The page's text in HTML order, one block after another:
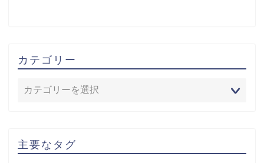
カテゴリー
主要なタグ